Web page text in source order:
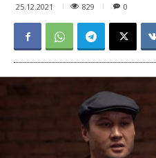
25.12.2021 829 0